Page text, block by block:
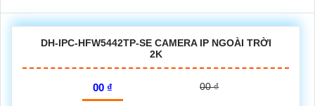
DH-IPC-HFW5442TP-SE CAMERA IP NGOÀI TRỜI
2K
00 ₫ 00 ₫